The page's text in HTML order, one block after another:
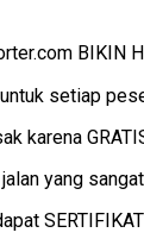
BIKIN
setiap
karena
yang sangat
SERTIFIKAT